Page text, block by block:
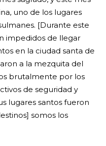
uno de los lugares
[Durante este
impedidos de llegar
en la ciudad santa de
a la mezquita del
brutalmente por los
de seguridad y
lugares santos fueron
somos los